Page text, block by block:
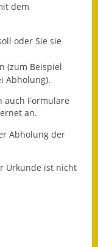
2015
2016
2018
dem
oder Sie sie
(zum Beispiel
Abholung).
auch Formulare
an.
Abholung der
Urkunde ist nicht